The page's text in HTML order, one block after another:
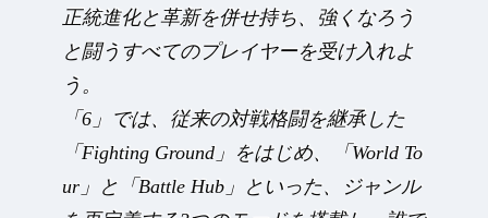
正統進化と革新を併せ持ち、強くなろう
と闘うすべてのプレイヤーを受け入れよ
う。
「6」では、従来の対戦格闘を継承した
「Fighting Ground」をはじめ、「World To
ur」と「Battle Hub」といった、ジャンル